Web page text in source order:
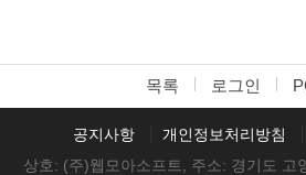
목록 로그인
공지사항 개인정보처리방침
상호: (주)웹모아소프트, 주소: 경기도 고